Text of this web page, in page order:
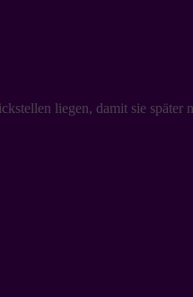
liegen, damit sie später